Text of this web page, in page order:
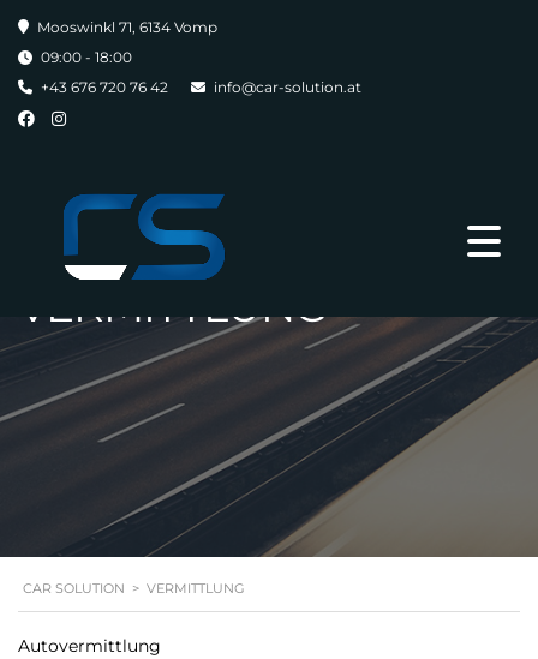
Mooswinkl 71, 6134 Vomp
09:00 - 18:00
+43 676 720 76 42
info@car-solution.at
VERMITTLUNG
CAR SOLUTION > VERMITTLUNG
Autovermittlung